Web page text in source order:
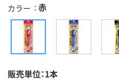
カラー 赤
販売単位：1本